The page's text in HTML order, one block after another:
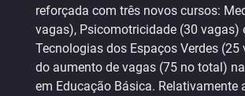
reforçada com três novos cursos:
vagas), Psicomotricidade (30 vagas)
Tecnologias dos Espaços Verdes (25
do aumento de vagas (75 no total)
em Educação Básica. Relativamente